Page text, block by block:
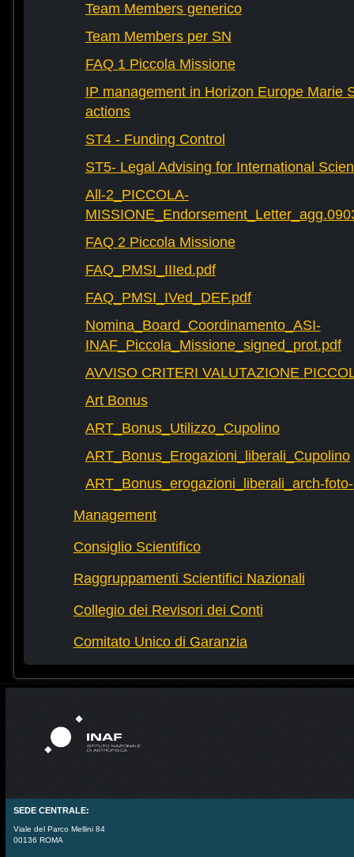
Team Members generico
Team Members per SN
FAQ 1 Piccola Missione
IP management in Horizon Europe Marie
actions
ST4 - Funding Control
ST5- Legal Advising for International
All-2_PICCOLA-
FAQ 2 Piccola Missione
FAQ_PMSI_IIIed.pdf
FAQ_PMSI_IVed_DEF.pdf
Nomina_Board_Coordinamento_ASI-
INAF_Piccola_Missione_signed_prot.pdf
AVVISO CRITERI VALUTAZIONE
Art Bonus
ART_Bonus_Utilizzo_Cupolino
ART_Bonus_Erogazioni_liberali_Cupolino
ART_Bonus_erogazioni_liberali_arch-
Management
Consiglio Scientifico
Raggruppamenti Scientifici Nazionali
Collegio dei Revisori dei Conti
Comitato Unico di Garanzia
SEDE CENTRALE:
Viale del Parco Mellini 84
00136 ROMA